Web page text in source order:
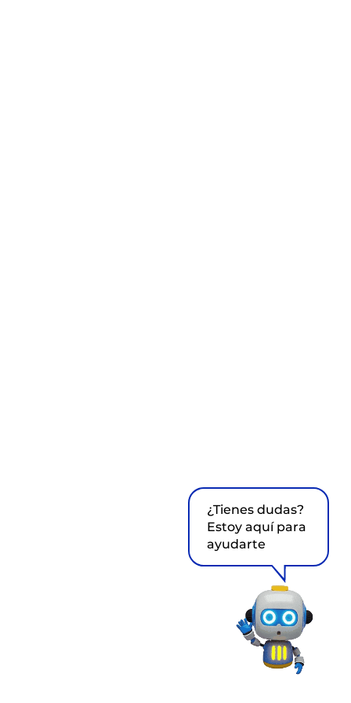
¿Tienes dudas?
Estoy aquí para
ayudarte